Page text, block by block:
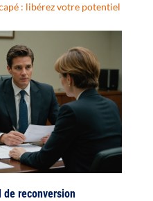
: libérez votre potentiel
reconversion